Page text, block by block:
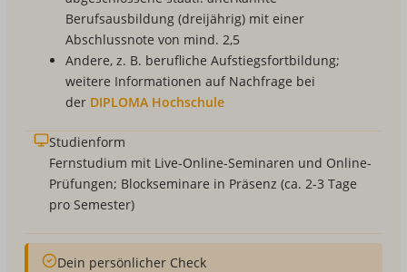
Berufsausbildung (dreijährig) mit einer
Abschlussnote von mind. 2,5
Andere, z. B. berufliche Aufstiegsfortbildung;
weitere Informationen auf Nachfrage bei
der DIPLOMA Hochschule
Studienform
Fernstudium mit Live-Online-Seminaren und Online-
Prüfungen; Blockseminare in Präsenz (ca. 2-3 Tage
pro Semester)
Dein persönlicher Check